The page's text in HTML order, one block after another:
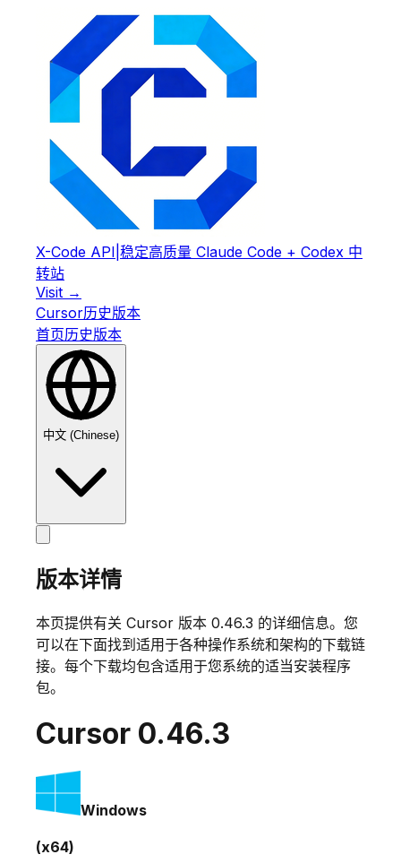
X-Code API 稳定高质量 Claude Code + Codex 中
转站
Visit →
Cursor历史版本
首页历史版本
中文 (Chinese)
版本详情
本页提供有关 Cursor 版本 0.46.3 的详细信息。您
可以在下面找到适用于各种操作系统和架构的下载链
接。每个下载均包含适用于您系统的适当安装程序
包。
Cursor 0.46.3
Windows
(x64)